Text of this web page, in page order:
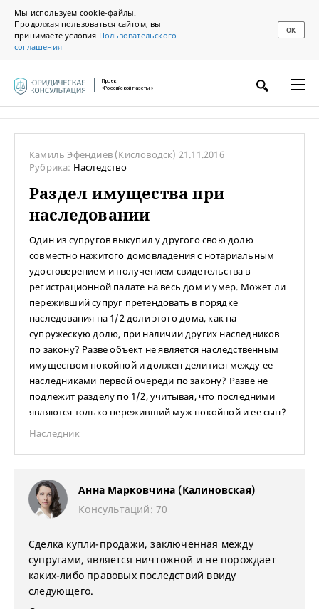
Мы используем cookie-файлы.
Продолжая пользоваться сайтом, вы
принимаете условия Пользовательского
соглашения
ОК
Проект
«Российской газеты»
Камиль Эфендиев (Кисловодск) 21.11.2016
Рубрика: Наследство
Раздел имущества при
наследовании
Один из супругов выкупил у другого свою долю
совместно нажитого домовладения с нотариальным
удостоверением и получением свидетельства в
регистрационной палате на весь дом и умер. Может ли
переживший супруг претендовать в порядке
наследования на 1/2 доли этого дома, как на
супружескую долю, при наличии других наследников
по закону? Разве объект не является наследственным
имуществом покойной и должен делитися между ее
наследниками первой очереди по закону? Разве не
подлежит разделу по 1/2, учитывая, что последними
являются только переживший муж покойной и ее сын?
Наследник
Анна Марковчина (Калиновская)
Консультаций: 70
Сделка купли-продажи, заключенная между
супругами, является ничтожной и не порождает
каких-либо правовых последствий ввиду
следующего.